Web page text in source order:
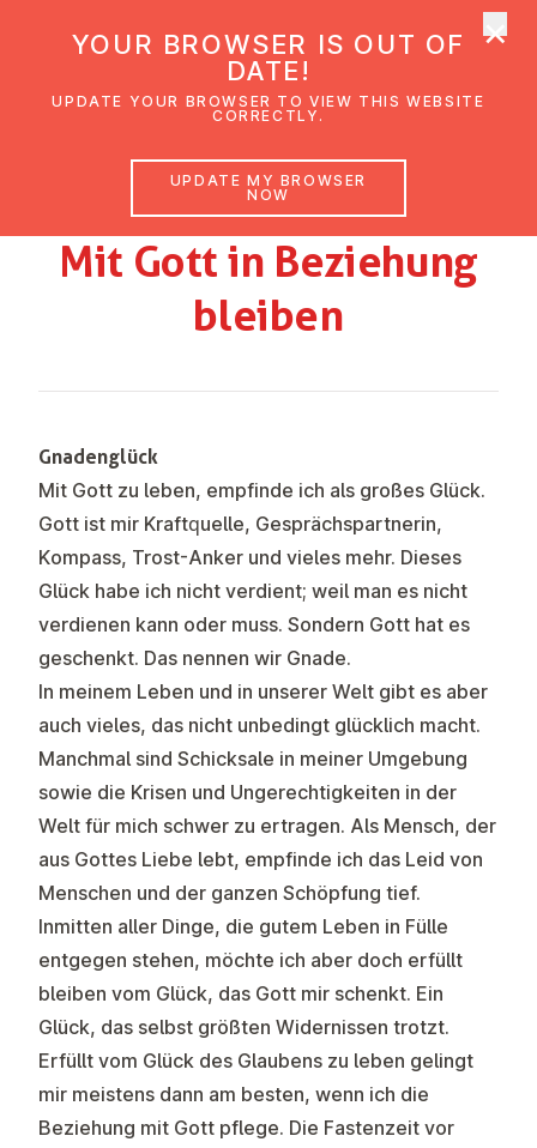
Mit Gott in Beziehung
bleiben
GEMEINDEBRIEF RIED FEBRUAR-MÄRZ
2026
Gnadenglück
Mit Gott zu leben, empfinde ich als großes Glück.
Gott ist mir Kraftquelle, Gesprächspartnerin,
Kompass, Trost-Anker und vieles mehr. Dieses
Glück habe ich nicht verdient; weil man es nicht
verdienen kann oder muss. Sondern Gott hat es
geschenkt. Das nennen wir Gnade.
In meinem Leben und in unserer Welt gibt es aber
auch vieles, das nicht unbedingt glücklich macht.
Manchmal sind Schicksale in meiner Umgebung
sowie die Krisen und Ungerechtigkeiten in der
Welt für mich schwer zu ertragen. Als Mensch, der
aus Gottes Liebe lebt, empfinde ich das Leid von
Menschen und der ganzen Schöpfung tief.
Inmitten aller Dinge, die gutem Leben in Fülle
entgegen stehen, möchte ich aber doch erfüllt
bleiben vom Glück, das Gott mir schenkt. Ein
Glück, das selbst größten Widernissen trotzt.
Erfüllt vom Glück des Glaubens zu leben gelingt
mir meistens dann am besten, wenn ich die
Beziehung mit Gott pflege. Die Fastenzeit vor
YOUR BROWSER IS OUT OF
DATE!
UPDATE YOUR BROWSER TO VIEW THIS WEBSITE
CORRECTLY.
UPDATE MY BROWSER
NOW
×